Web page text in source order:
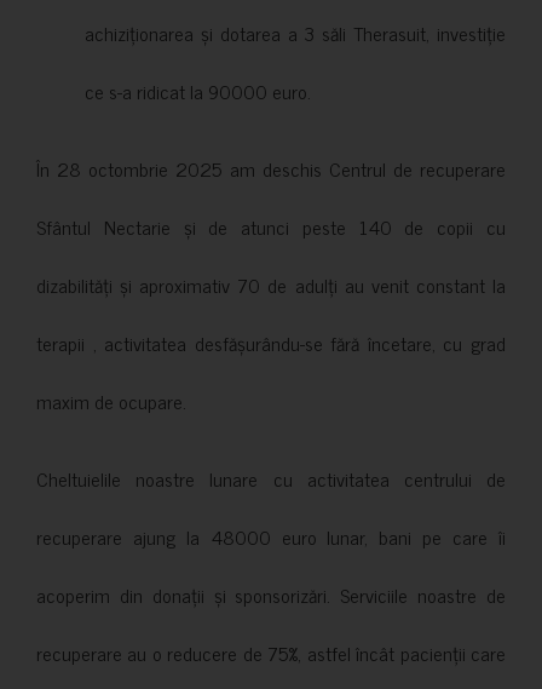
achiziționarea și dotarea a 3 săli Therasuit, investiție
ce s-a ridicat la 90000 euro.
În 28 octombrie 2025 am deschis Centrul de recuperare
Sfântul Nectarie și de atunci peste 140 de copii cu
dizabilități și aproximativ 70 de adulți au venit constant la
terapii , activitatea desfășurându-se fără încetare, cu grad
maxim de ocupare.
Cheltuielile noastre lunare cu activitatea centrului de
recuperare ajung la 48000 euro lunar, bani pe care îi
acoperim din donații și sponsorizări. Serviciile noastre de
recuperare au o reducere de 75%, astfel încât pacienții care